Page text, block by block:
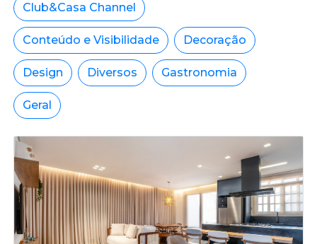
Club&Casa Channel
Conteúdo e Visibilidade Decoração
Design Diversos Gastronomia
Geral